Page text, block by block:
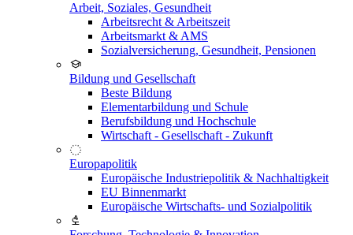
Arbeit, Soziales, Gesundheit
Arbeitsrecht & Arbeitszeit
Arbeitsmarkt & AMS
Sozialversicherung, Gesundheit, Pensionen
Bildung und Gesellschaft
Beste Bildung
Elementarbildung und Schule
Berufsbildung und Hochschule
Wirtschaft - Gesellschaft - Zukunft
Europapolitik
Europäische Industriepolitik & Nachhaltigkeit
EU Binnenmarkt
Europäische Wirtschafts- und Sozialpolitik